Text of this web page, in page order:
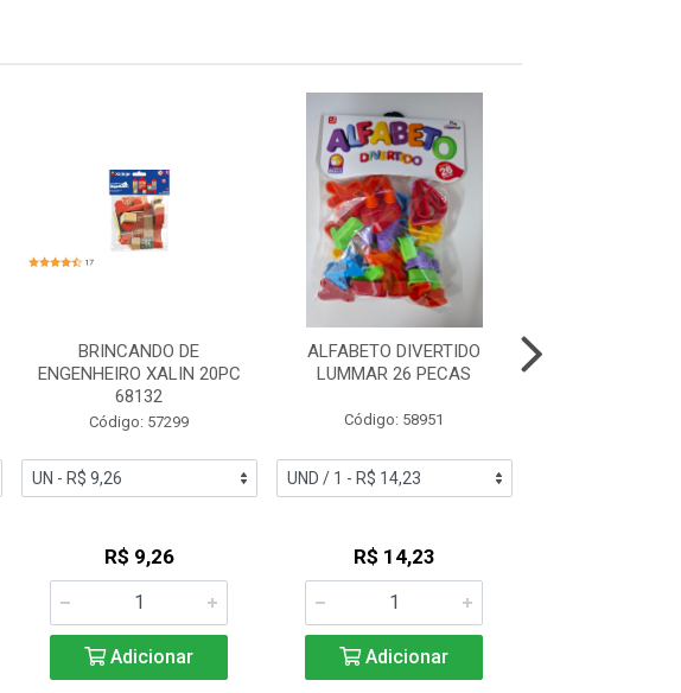
BRINCANDO DE
ENGENHEIRO XALIN 20PC
68132
Código: 57299
R$ 9,26
Adicionar
ALFABETO DIVERTIDO
LUMMAR 26 PECAS
Código: 58951
R$ 14,23
Adicionar